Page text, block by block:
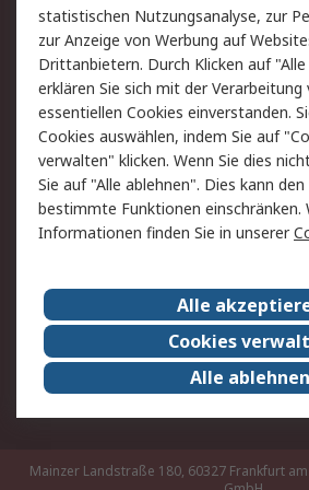
Hilfe
Rechtliches
AGB
Cookie-Richtlinie
Copyright/Impressum
RS
Karriere bei RS
Qualität/Umwelt/Zertifikate
Event-Center
Mainzer Landstraße 180, 60327 Frankfurt
statistischen Nutzungsanalyse, zur
zur Anzeige von Werbung auf
Drittanbietern. Durch Klicken auf
erklären Sie sich mit der Verarbeitung
essentiellen Cookies einverstanden.
Cookies auswählen, indem Sie auf
verwalten" klicken. Wenn Sie dies
Sie auf "Alle ablehnen". Dies kann
bestimmte Funktionen einschränken.
Informationen finden Sie in unserer
Alle
Cookies
Alle ablehnen